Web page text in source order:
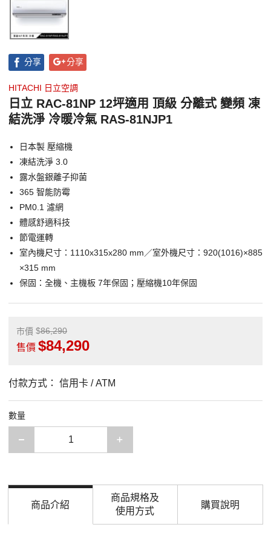
分享 分享
HITACHI 日立空調
日立 RAC-81NP 12坪適用 頂級 分離式 變頻 凍
結洗淨 冷暖冷氣 RAS-81NJP1
日本製 壓縮機
凍結洗淨 3.0
露水盤銀離子抑菌
365 智能防霉
PM0.1 濾網
體感舒適科技
節電運轉
室內機尺寸：1110x315x280 mm／室外機尺寸：920(1016)×885
×315 mm
保固：全機、主機板 7年保固；壓縮機10年保固
市價 86,290
售價 84,290
付款方式： 信用卡 / ATM
數量
減少一項
商品介紹
商品規格及
使用方式
購買說明